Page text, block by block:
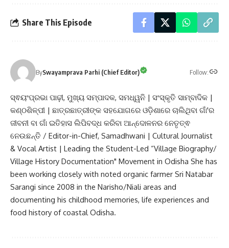
Share This Episode
BySwayamprava Parhi (Chief Editor) Follow:
ସ୍ଵୟଂପ୍ରଭା ପାଢ଼ୀ, ମୁଖ୍ୟ ସମ୍ପାଦକ, ସମଧ୍ୱନି | ସଂସ୍କୃତି ସାମ୍ବାଦିକ |
କଣ୍ଠଶିଳ୍ପୀ | ଛାତ୍ରଛାତ୍ରୀଙ୍କ ସହଯୋଗରେ ଓଡ଼ିଶାରେ ଚାଲିଥିବା ଗାଁ'ର
ଜୀବନୀ ବା ଗାଁ ଇତିହାସ ଲିପିବଦ୍ଧ କରିବା ଆନ୍ଦୋଳନର ନେତୃତ୍ଵ
ନେଉଛନ୍ତି / Editor-in-Chief, Samadhwani | Cultural Journalist
& Vocal Artist | Leading the Student-Led “Village Biography/
Village History Documentation" Movement in Odisha She has
been working closely with noted organic farmer Sri Natabar
Sarangi since 2008 in the Narisho/Niali areas and
documenting his childhood memories, life experiences and
food history of coastal Odisha.